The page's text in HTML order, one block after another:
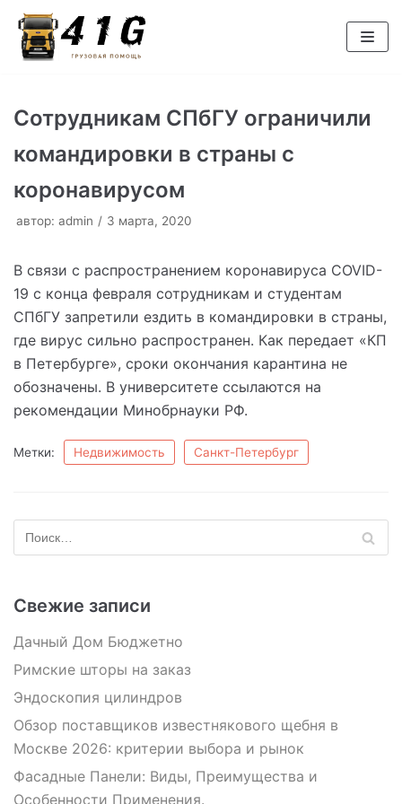
Перейти
к
Сотрудникам СПбГУ ограничили
командировки в страны с
коронавирусом
автор: admin 3 марта, 2020
В связи с распространением коронавируса COVID-
19 с конца февраля сотрудникам и студентам
СПбГУ запретили ездить в командировки в страны,
где вирус сильно распространен. Как передает «КП
в Петербурге», сроки окончания карантина не
обозначены. В университете ссылаются на
рекомендации Минобрнауки РФ.
Метки: Недвижимость Санкт-Петербург
Свежие записи
Дачный Дом Бюджетно
Римские шторы на заказ
Эндоскопия цилиндров
Обзор поставщиков известнякового щебня в
Москве 2026: критерии выбора и рынок
Фасадные Панели: Виды, Преимущества и
Особенности Применения.